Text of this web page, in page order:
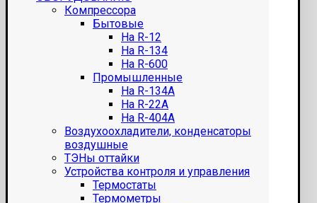
Компрессора
Бытовые
На R-12
На R-134
На R-600
Промышленные
На R-134A
На R-22A
На R-404A
Воздухоохладители, конденсаторы
воздушные
ТЭНы оттайки
Устройства контроля и управления
Термостаты
Термометры